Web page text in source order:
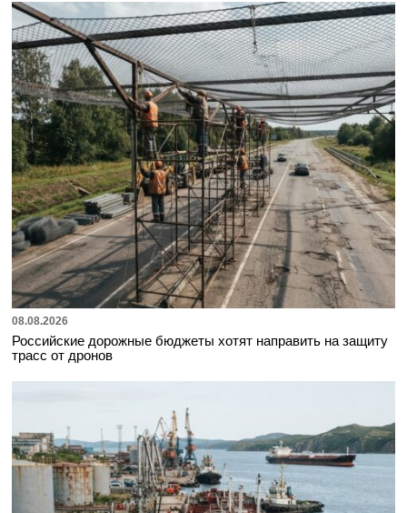
08.08.2026
Российские дорожные бюджеты хотят направить на защиту
трасс от дронов